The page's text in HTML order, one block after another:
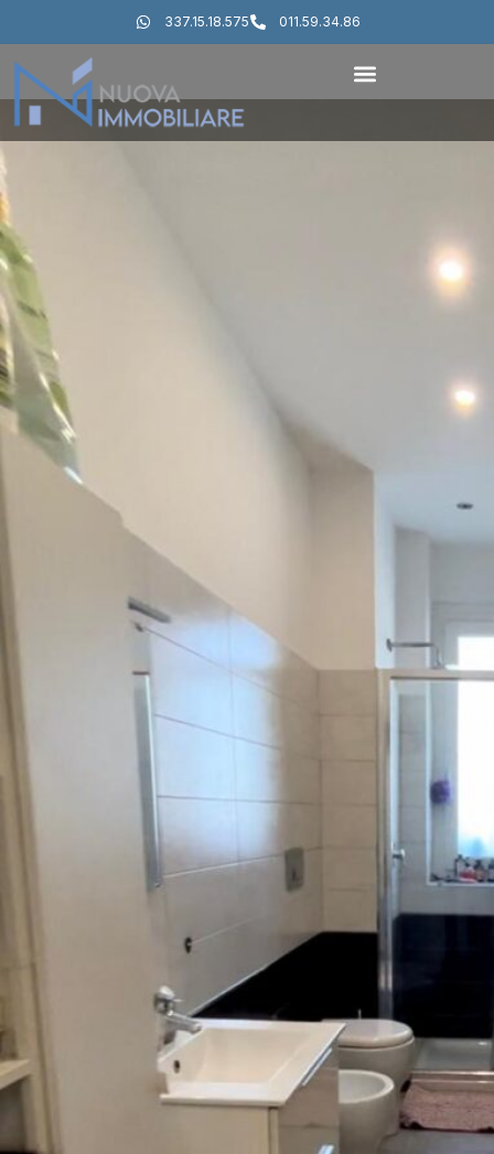
337.15.18.575 011.59.34.86